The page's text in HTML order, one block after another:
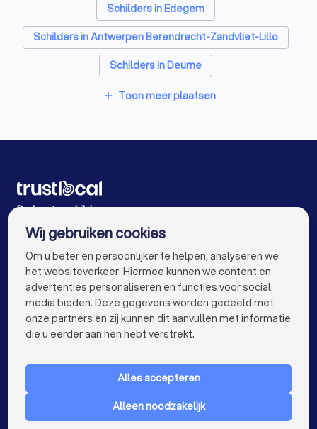
Boekhouders in Hoboken
Zonwering specialisten in Hoboken
Loodgieters in Hoboken
Schilders in Edegem
Schilders in Antwerpen Berendrecht-Zandvliet-Lillo
Schilders in Deurne
Schilders in Antwerpen Borgerhout
Schilders in Antwerpen
Schilders in Brugge
Schilders in Leuven
Schilders in Aalst
Schilders in Mechelen
Schilders in Kortrijk
Schilders in Hasselt
Schilders in Sint-Niklaas
Schilders in Genk
Schilders in Roeselare
Schilders in Beveren
Schilders in Turnhout
Schilders in Dilbeek
Schilders in Heist-op-den-Berg
add Toon meer plaatsen
De beste schilders voor u
VOOR PARTICULIEREN keyboard_arrow_down
Nederland
Wij gebruiken cookies
Om u beter en persoonlijker te helpen, analyseren we
het websiteverkeer. Hiermee kunnen we content en
advertenties personaliseren en functies voor social
media bieden. Deze gegevens worden gedeeld met
onze partners en zij kunnen dit aanvullen met informatie
die u eerder aan hen hebt verstrekt.
Alles accepteren
Alleen noodzakelijk